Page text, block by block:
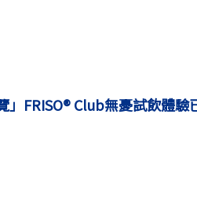
」FRISO® Club無憂試飲體